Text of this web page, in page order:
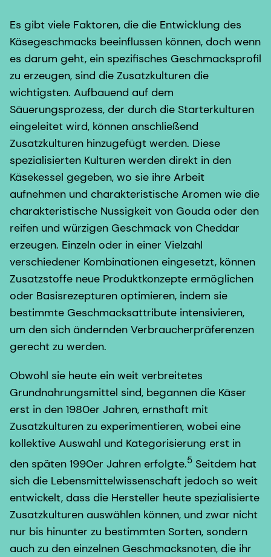
Es gibt viele Faktoren, die die Entwicklung des
Käsegeschmacks beeinflussen können, doch wenn
es darum geht, ein spezifisches Geschmacksprofil
zu erzeugen, sind die Zusatzkulturen die
wichtigsten. Aufbauend auf dem
Säuerungsprozess, der durch die Starterkulturen
eingeleitet wird, können anschließend
Zusatzkulturen hinzugefügt werden. Diese
spezialisierten Kulturen werden direkt in den
Käsekessel gegeben, wo sie ihre Arbeit
aufnehmen und charakteristische Aromen wie die
charakteristische Nussigkeit von Gouda oder den
reifen und würzigen Geschmack von Cheddar
erzeugen. Einzeln oder in einer Vielzahl
verschiedener Kombinationen eingesetzt, können
Zusatzstoffe neue Produktkonzepte ermöglichen
oder Basisrezepturen optimieren, indem sie
bestimmte Geschmacksattribute intensivieren,
um den sich ändernden Verbraucherpräferenzen
gerecht zu werden.
Obwohl sie heute ein weit verbreitetes
Grundnahrungsmittel sind, begannen die Käser
erst in den 1980er Jahren, ernsthaft mit
Zusatzkulturen zu experimentieren, wobei eine
kollektive Auswahl und Kategorisierung erst in
den späten 1990er Jahren erfolgte.5 Seitdem hat
sich die Lebensmittelwissenschaft jedoch so weit
entwickelt, dass die Hersteller heute spezialisierte
Zusatzkulturen auswählen können, und zwar nicht
nur bis hinunter zu bestimmten Sorten, sondern
auch zu den einzelnen Geschmacksnoten, die ihr